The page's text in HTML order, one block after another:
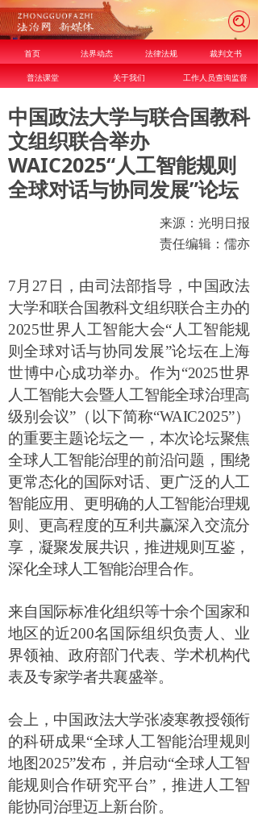
中国政法大学与联合国教科
文组织联合举办
WAIC2025“人工智能规则
全球对话与协同发展”论坛
来源：光明日报
责任编辑：儒亦
7 月 27 日，由司法部指导，中国政法
大学和联合国教科文组织联合主办的
2025世界人工智能大会“人工智能规
则全球对话与协同发展”论坛在上海
世博中心成功举办。作为“2025世界
人工智能大会暨人工智能全球治理高
级别会议”（以下简称“WAIC2025”）
的重要主题论坛之一，本次论坛聚焦
全球人工智能治理的前沿问题，围绕
更常态化的国际对话、更广泛的人工
智能应用、更明确的人工智能治理规
则、更高程度的互利共赢深入交流分
享，凝聚发展共识，推进规则互鉴，
深化全球人工智能治理合作。
来自国际标准化组织等十余个国家和
地区的近200名国际组织负责人、业
界领袖、政府部门代表、学术机构代
表及专家学者共襄盛举。
会上，中国政法大学张凌寒教授领衔
的科研成果“全球人工智能治理规则
地图2025”发布，并启动“全球人工智
能规则合作研究平台” ，推进人工智
能协同治理迈上新台阶。
首页 法界动态 法律法规 裁判文书
普法课堂 关于我们 工作人员查询监督